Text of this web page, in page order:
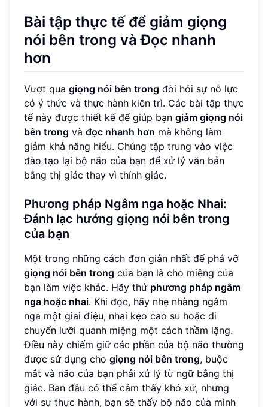
Bài tập thực tế để giảm giọng
nói bên trong và Đọc nhanh
hơn
Vượt qua giọng nói bên trong đòi hỏi sự nỗ lực
có ý thức và thực hành kiên trì. Các bài tập thực
tế này được thiết kế để giúp bạn giảm giọng nói
bên trong và đọc nhanh hơn mà không làm
giảm khả năng hiểu. Chúng tập trung vào việc
đào tạo lại bộ não của bạn để xử lý văn bản
bằng thị giác thay vì thính giác.
Phương pháp Ngâm nga hoặc Nhai:
Đánh lạc hướng giọng nói bên trong
của bạn
Một trong những cách đơn giản nhất để phá vỡ
giọng nói bên trong của bạn là cho miệng của
bạn làm việc khác. Hãy thử phương pháp ngâm
nga hoặc nhai. Khi đọc, hãy nhẹ nhàng ngâm
nga một giai điệu, nhai kẹo cao su hoặc di
chuyển lưỡi quanh miệng một cách thầm lặng.
Điều này chiếm giữ các phần của bộ não thường
được sử dụng cho giọng nói bên trong, buộc
mắt và não của bạn phải xử lý từ ngữ bằng thị
giác. Ban đầu có thể cảm thấy khó xử, nhưng
với sự thực hành, bạn sẽ thấy bộ não của mình